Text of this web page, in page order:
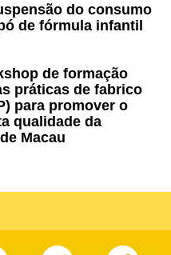
do consumo
de fórmula infantil
de formação
práticas de fabrico
para promover o
qualidade da
Macau